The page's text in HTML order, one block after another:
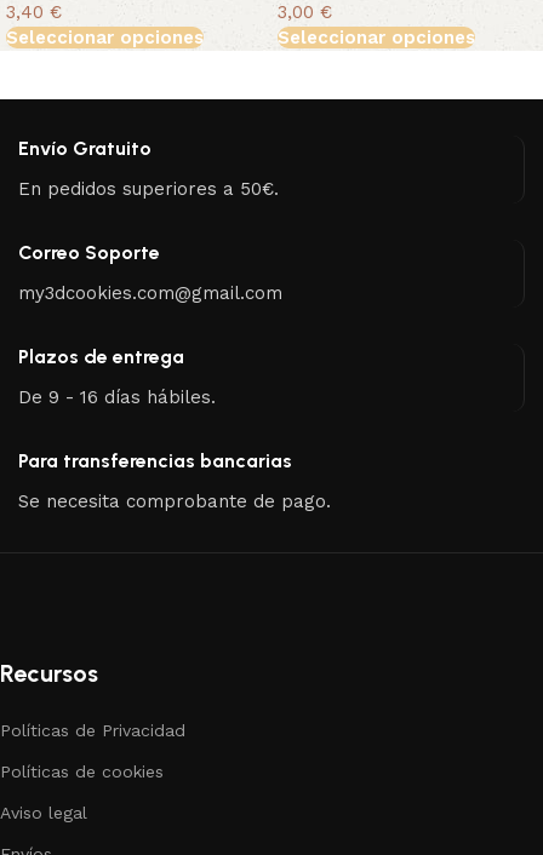
3,40 €
Seleccionar opciones
3,00 €
Seleccionar opciones
Envío Gratuito
En pedidos superiores a 50€.
Correo Soporte
my3dcookies.com@gmail.com
Plazos de entrega
De 9 - 16 días hábiles.
Para transferencias bancarias
Se necesita comprobante de pago.
Recursos
Políticas de Privacidad
Políticas de cookies
Aviso legal